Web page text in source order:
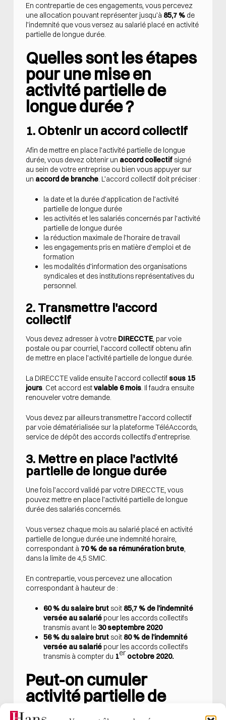
En contrepartie de ces engagements, vous percevez
une allocation pouvant représenter jusqu’à 85,7 %de
l’indemnité que vous versez au salarié placé en activité
partielle de longue durée.
Quelles sont les étapes
pour une mise en
activité partielle de
longue durée ?
1. Obtenir un accord collectif
Afin de mettre en place l’activité partielle de longue
durée, vous devez obtenir un accord collectifsigné
au sein de votre entreprise ou bien vous appuyer sur
un accord de branche. L’accord collectif doit préciser :
la date et la durée d’application de l’activité
partielle de longue durée
les activités et les salariés concernés par l’activité
partielle de longue durée
la réduction maximale de l’horaire de travail
les engagements pris en matière d’emploi et de
formation
les modalités d’information des organisations
syndicales et des institutions représentatives du
personnel.
2. Transmettre l'accord
collectif
Vous devez adresser à votre DIRECCTE, par voie
postale ou par courriel, l’accord collectif obtenu afin
de mettre en place l’activité partielle de longue durée.
La DIRECCTE valide ensuite l’accord collectifsous 15
jours. Cet accord estvalable 6 mois. Il faudra ensuite
renouveler votre demande.
Vous devez par ailleurs transmettre l’accord collectif
par voie dématérialisée sur la plateforme TéléAccords,
service de dépôt des accords collectifs d’entreprise.
3. Mettre en place l’activité
partielle de longue durée
Une fois l’accord validé par votre DIRECCTE, vous
pouvez mettre en place l’activité partielle de longue
durée des salariés concernés.
Vous versez chaque mois au salarié placé en activité
partielle de longue durée une indemnité horaire,
correspondant à 70 % de sa rémunération brute,
dans la limite de 4,5 SMIC.
En contrepartie, vous percevez une allocation
correspondant à hauteur de :
60 % du salaire brutsoit 85,7 % de l’indemnité
versée au salarié pour les accords collectifs
transmis avant le30 septembre 2020
56 % du salaire brutsoit 80 % de l’indemnité
versée au salariépour les accords collectifs
transmis à compter du 1er octobre 2020.
Peut-on cumuler
activité partielle de
longue durée et activité